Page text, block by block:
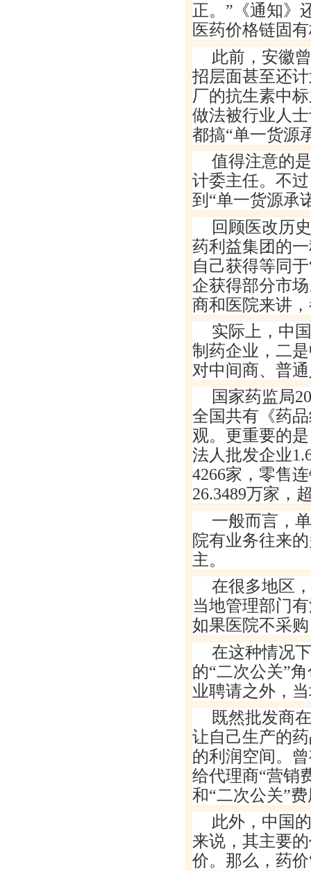
正。 ” 《通知
医药价格链固
此前，安徽
招层面甚至还
厂的抗生素中
做法被行业人
都搞“单一货源
值得注意的
计委主任。不
到 “单一货源承
回顾医改历
药利益集团的
自己获得等同于
企获得部分市
商和医院来讲
实际上，中
制药企业，二
对中间商、普
国家药监局
全国共有《药
观。更重要的
法人批发企业
4266家，零售
26.3489万家，
一般而言，
院有业务往来
主。
在很多地区
当地管理部门
如果医院不采
在这种情况
的“二次公关”角
业聘请之外，
既然批发商
让自己生产的
的利润空间。
给代理商“营销
和“二次公关”
此外，中国
来说，其主要
价。那么，药价